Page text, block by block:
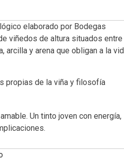
elaborado por Bodegas
viñedos de altura situados entre
arcilla y arena que obligan a la vid
propias de la viña y filosofía
que muestra la frescura del
Un tinto joven con energía,